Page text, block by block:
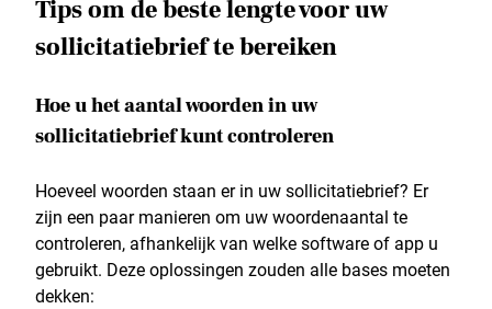
Tips om de beste lengte voor uw
sollicitatiebrief te bereiken
Hoe u het aantal woorden in uw
sollicitatiebrief kunt controleren
Hoeveel woorden staan er in uw sollicitatiebrief? Er
zijn een paar manieren om uw woordenaantal te
controleren, afhankelijk van welke software of app u
gebruikt. Deze oplossingen zouden alle bases moeten
dekken: